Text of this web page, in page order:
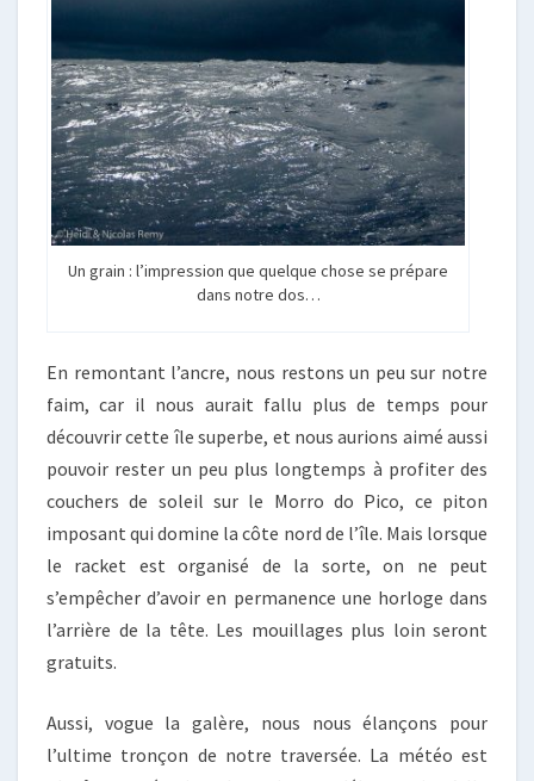
Un grain : l’impression que quelque chose se prépare
dans notre dos…
En remontant l’ancre, nous restons un peu sur notre
faim, car il nous aurait fallu plus de temps pour
découvrir cette île superbe, et nous aurions aimé aussi
pouvoir rester un peu plus longtemps à profiter des
couchers de soleil sur le Morro do Pico, ce piton
imposant qui domine la côte nord de l’île. Mais lorsque
le racket est organisé de la sorte, on ne peut
s’empêcher d’avoir en permanence une horloge dans
l’arrière de la tête. Les mouillages plus loin seront
gratuits.
Aussi, vogue la galère, nous nous élançons pour
l’ultime tronçon de notre traversée. La météo est